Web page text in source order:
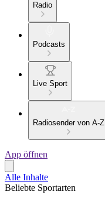
Radio
Podcasts
Live Sport
Radiosender von A-Z
App öffnen
Alle Inhalte
Beliebte Sportarten